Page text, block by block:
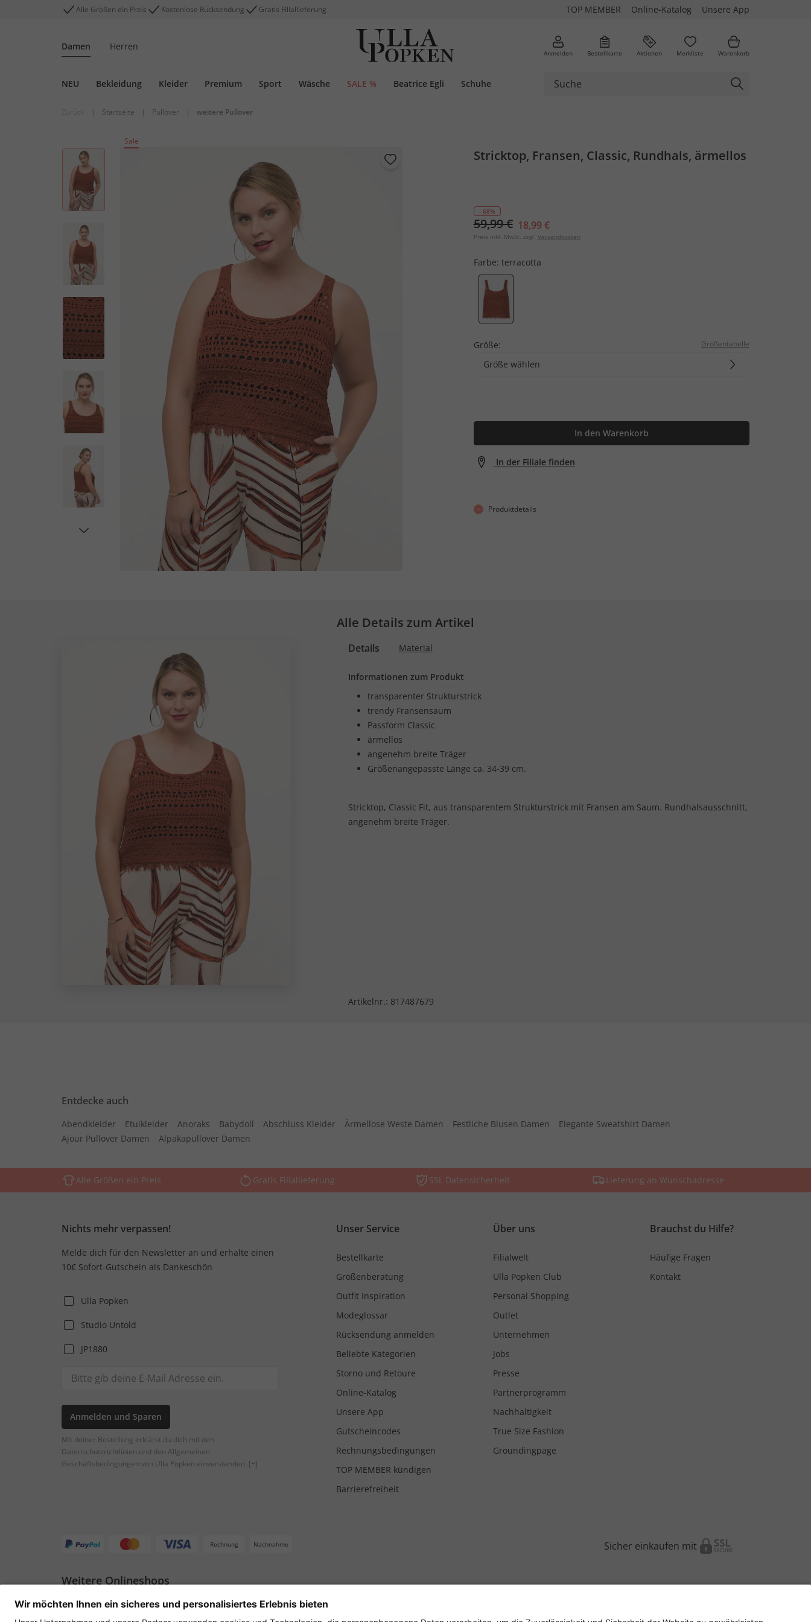
Alle Größen ein Preis Kostenlose Rücksendung Gratis Filiallieferung TOP MEMBER Online-Katalog Unsere App
Damen Herren
Anmelden Bestellkarte Aktionen Merkliste Warenkorb
NEU Bekleidung Kleider Premium Sport Wäsche SALE % Beatrice Egli Schuhe
| Startseite | Pullover | weitere Pullover
Sale
Stricktop, Fransen, Classic, Rundhals, ärmellos
- 68%
59,99 € 18,99 €
Preis inkl. MwSt. zzgl. Versandkosten
Farbe: terracotta
Größe: Größentabelle
Größe wählen
In den Warenkorb
In der Filiale finden
Produktdetails
Alle Details zum Artikel
Details Material
Informationen zum Produkt
transparenter Strukturstrick
trendy Fransensaum
Passform Classic
ärmellos
angenehm breite Träger
Größenangepasste Länge ca. 34-39 cm.
Stricktop, Classic Fit, aus transparentem Strukturstrick mit Fransen am Saum. Rundhalsausschnitt,
angenehm breite Träger.
Artikelnr.: 817487679
Entdecke auch
Abendkleider Etuikleider Anoraks Babydoll Abschluss Kleider Ärmellose Weste Damen Festliche Blusen Damen
Elegante Sweatshirt Damen
Ajour Pullover Damen
Alpakapullover Damen
Alle Größen ein Preis Gratis Filiallieferung SSL Datensicherheit Lieferung an Wunschadresse
Nichts mehr verpassen!
Melde dich für den Newsletter an und erhalte einen
10€ Sofort-Gutschein als Dankeschön
Ulla Popken
Studio Untold
JP1880
Anmelden und Sparen
Mit deiner Bestellung erklärst du dich mit den
Datenschutzrichtlinien und den Allgemeinen
Geschäftsbedingungen von Ulla Popken einverstanden. [+]
Unser Service
Bestellkarte
Größenberatung
Outfit Inspiration
Modeglossar
Rücksendung anmelden
Beliebte Kategorien
Storno und Retoure
Online-Katalog
Unsere App
Gutscheincodes
Rechnungsbedingungen
TOP MEMBER kündigen
Barrierefreiheit
Über uns
Filialwelt
Ulla Popken Club
Personal Shopping
Outlet
Unternehmen
Jobs
Presse
Partnerprogramm
Nachhaltigkeit
True Size Fashion
Groundingpage
Brauchst du Hilfe?
Häufige Fragen
Kontakt
Rechnung Nachnahme Sicher einkaufen mit
Weitere Onlineshops
Deutschland